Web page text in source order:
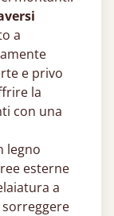
a
e privo
la
con una
legno
esterne
a